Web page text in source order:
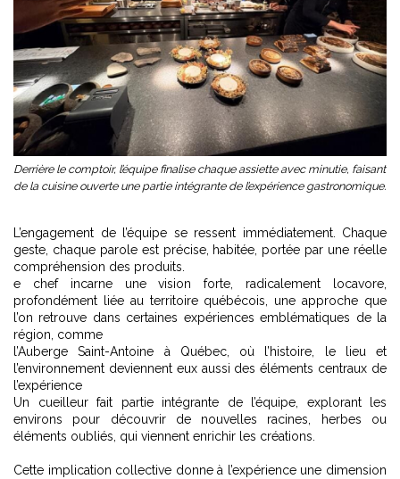
Derrière le comptoir, l’équipe finalise chaque assiette avec minutie, faisant
de la cuisine ouverte une partie intégrante de l’expérience gastronomique.
L’engagement de l’équipe se ressent immédiatement. Chaque
geste, chaque parole est précise, habitée, portée par une réelle
compréhension des produits.
e chef incarne une vision forte, radicalement locavore,
profondément liée au territoire québécois, une approche que
l’on retrouve dans certaines expériences emblématiques de la
région, comme
l’Auberge Saint-Antoine à Québec, où l’histoire, le lieu et
l’environnement deviennent eux aussi des éléments centraux de
l’expérience
Un cueilleur fait partie intégrante de l’équipe, explorant les
environs pour découvrir de nouvelles racines, herbes ou
éléments oubliés, qui viennent enrichir les créations.
Cette implication collective donne à l’expérience une dimension